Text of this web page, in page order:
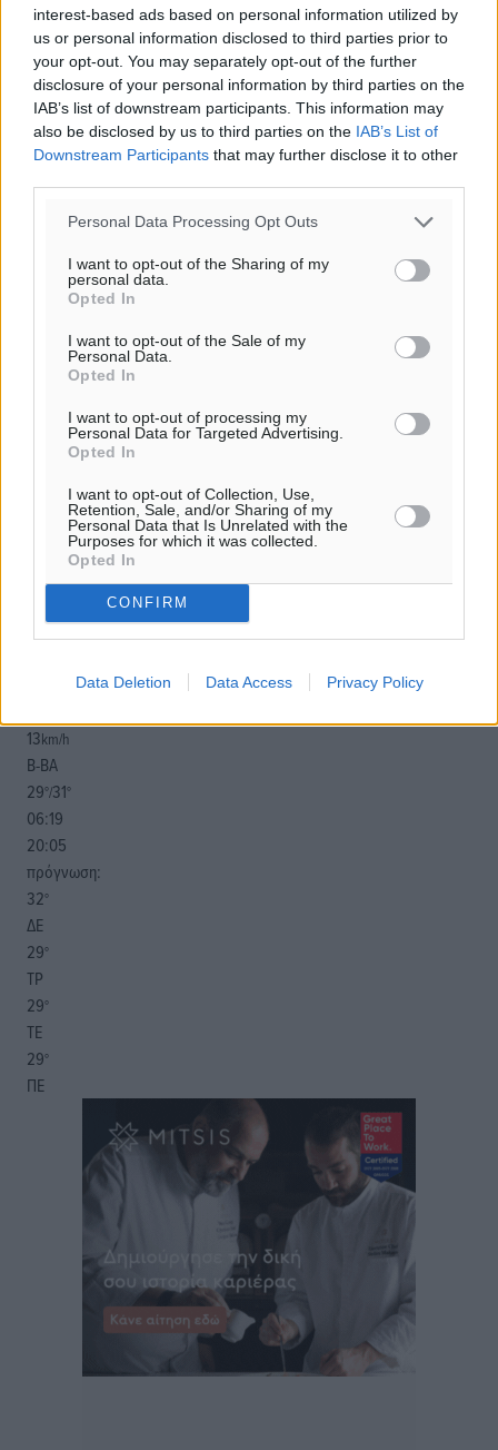
interest-based ads based on personal information utilized by
us or personal information disclosed to third parties prior to
your opt-out. You may separately opt-out of the further
disclosure of your personal information by third parties on the
IAB’s list of downstream participants. This information may
also be disclosed by us to third parties on the IAB’s List of
Downstream Participants that may further disclose it to other
Personal Data Processing Opt Outs
I want to opt-out of the Sharing of my
personal data.
Opted In
I want to opt-out of the Sale of my
Personal Data.
Opted In
I want to opt-out of processing my
Personal Data for Targeted Advertising.
Opted In
I want to opt-out of Collection, Use,
Retention, Sale, and/or Sharing of my
Personal Data that Is Unrelated with the
Purposes for which it was collected.
Opted In
CONFIRM
Data Deletion Data Access Privacy Policy
Υπενθύμιση:
ιστοσελίδες είναι απαραίτητη η χρήση του παρακάτω
παρεχόμενου συνδέσμου παραπομπής προς το άρθρο
o καιρός τώρα:
αίθριος καιρός
13km/h
Β-ΒΑ
29°/31°
06:19
20:05
πρόγνωση:
32°
ΔΕ
29°
ΤΡ
29°
ΤΕ
29°
ΠΕ